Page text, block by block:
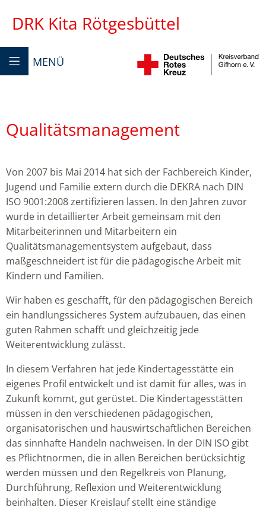
DRK Kita Rötgesbüttel
MENÜ
Qualitätsmanagement
Von 2007 bis Mai 2014 hat sich der Fachbereich Kinder,
Jugend und Familie extern durch die DEKRA nach DIN
ISO 9001:2008 zertifizieren lassen. In den Jahren zuvor
wurde in detaillierter Arbeit gemeinsam mit den
Mitarbeiterinnen und Mitarbeitern ein
Qualitätsmanagementsystem aufgebaut, dass
maßgeschneidert ist für die pädagogische Arbeit mit
Kindern und Familien.
Wir haben es geschafft, für den pädagogischen Bereich
ein handlungssicheres System aufzubauen, das einen
guten Rahmen schafft und gleichzeitig jede
Weiterentwicklung zulässt.
In diesem Verfahren hat jede Kindertagesstätte ein
eigenes Profil entwickelt und ist damit für alles, was in
Zukunft kommt, gut gerüstet. Die Kindertagesstätten
müssen in den verschiedenen pädagogischen,
organisatorischen und hauswirtschaftlichen Bereichen
das sinnhafte Handeln nachweisen. In der DIN ISO gibt
es Pflichtnormen, die in allen Bereichen berücksichtig
werden müssen und den Regelkreis von Planung,
Durchführung, Reflexion und Weiterentwicklung
beinhalten. Dieser Kreislauf stellt eine ständige